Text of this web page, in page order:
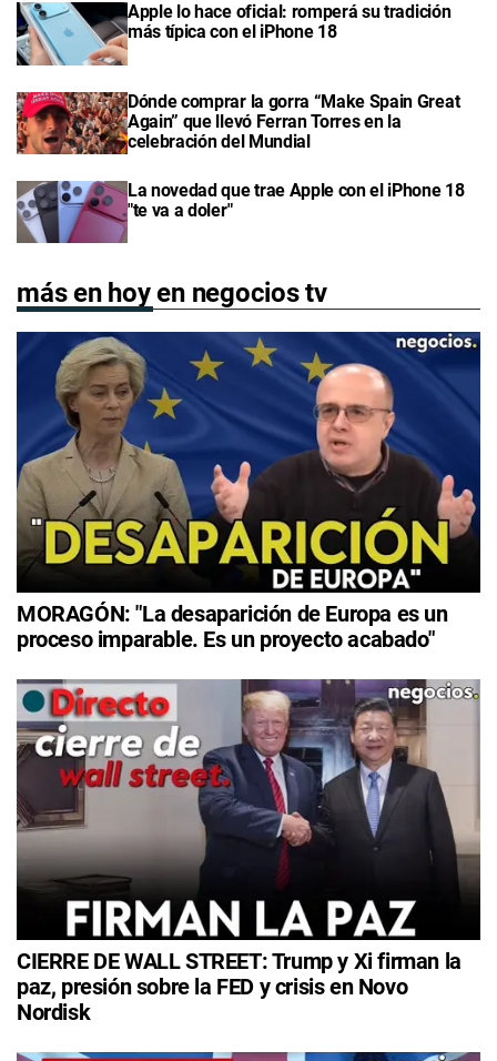
Apple lo hace oficial: romperá su tradición
más típica con el iPhone 18
Dónde comprar la gorra “Make Spain Great
Again” que llevó Ferran Torres en la
celebración del Mundial
La novedad que trae Apple con el iPhone 18
"te va a doler"
más en hoy en negocios tv
MORAGÓN: "La desaparición de Europa es un
proceso imparable. Es un proyecto acabado"
CIERRE DE WALL STREET: Trump y Xi firman la
paz, presión sobre la FED y crisis en Novo
Nordisk